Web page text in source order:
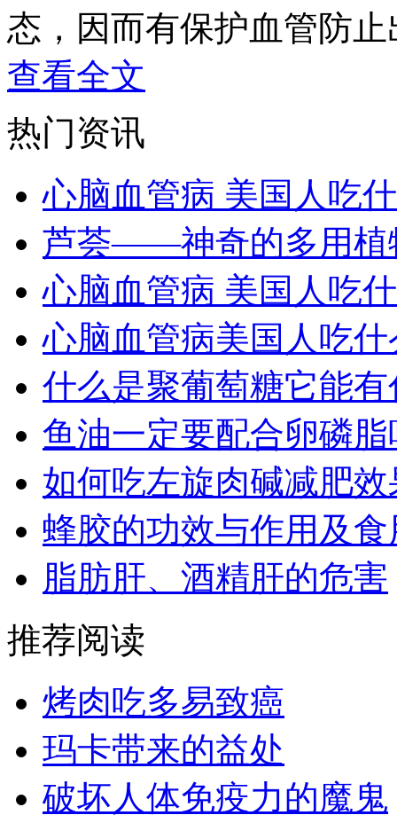
态，因而有保护血管防
查看全文
热门资讯
心脑血管病 美国人吃
芦荟——神奇的多用植
心脑血管病 美国人吃
心脑血管病美国人吃什
什么是聚葡萄糖它能
鱼油一定要配合卵磷脂
如何吃左旋肉碱减肥
蜂胶的功效与作用及
脂肪肝、酒精肝的危害
推荐阅读
烤肉吃多易致癌
玛卡带来的益处
破坏人体免疫力的魔鬼